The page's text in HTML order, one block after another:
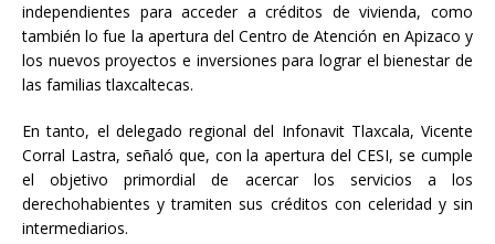
independientes para acceder a créditos de vivienda, como
también lo fue la apertura del Centro de Atención en Apizaco y
los nuevos proyectos e inversiones para lograr el bienestar de
las familias tlaxcaltecas.
En tanto, el delegado regional del Infonavit Tlaxcala, Vicente
Corral Lastra, señaló que, con la apertura del CESI, se cumple
el objetivo primordial de acercar los servicios a los
derechohabientes y tramiten sus créditos con celeridad y sin
intermediarios.